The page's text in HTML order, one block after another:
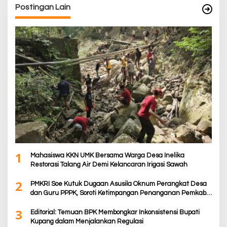
Postingan Lain
1
Mahasiswa KKN UMK Bersama Warga Desa Inelika
Restorasi Talang Air Demi Kelancaran Irigasi Sawah
2
PMKRI Soe Kutuk Dugaan Asusila Oknum Perangkat Desa
dan Guru PPPK, Soroti Ketimpangan Penanganan Pemkab
3
Editorial: Temuan BPK Membongkar Inkonsistensi Bupati
Kupang dalam Menjalankan Regulasi